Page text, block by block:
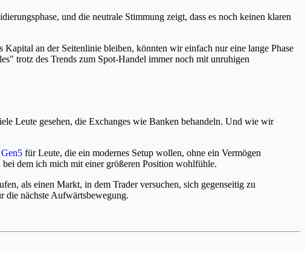
und die neutrale Stimmung zeigt, dass es noch keinen klaren
an der Seitenlinie bleiben, könnten wir einfach nur eine lange Phase
trotz des Trends zum Spot-Handel immer noch mit unruhigen
Leute gesehen, die Exchanges wie Banken behandeln. Und wie wir
für Leute, die ein modernes Setup wollen, ohne ein Vermögen
dem ich mich mit einer größeren Position wohlfühle.
als einen Markt, in dem Trader versuchen, sich gegenseitig zu
die nächste Aufwärtsbewegung.